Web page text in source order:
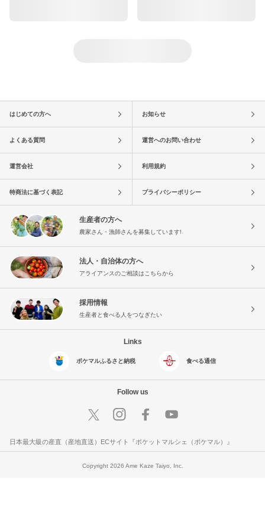
はじめての方へ お知らせ
よくある質問 運営へのお問い合わせ
運営会社 利用規約
特商法に基づく表記 プライバシーポリシー
生産者の方へ
農家さん・漁師さんを募集しています!
法人・自治体の方へ
アライアンスのご相談はこちらから
採用情報
生産者と食べる人をつなぎたい
Links
ポケマルふるさと納税 食べる通信
Follow us
日本最大級の産直（産地直送）ECサイト『ポケットマルシェ（ポケマル）』
Copyright 2026 Ame Kaze Taiyo, Inc.